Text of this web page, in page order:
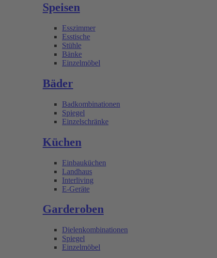
Speisen
Esszimmer
Esstische
Stühle
Bänke
Einzelmöbel
Bäder
Badkombinationen
Spiegel
Einzelschränke
Küchen
Einbauküchen
Landhaus
Interliving
E-Geräte
Garderoben
Dielenkombinationen
Spiegel
Einzelmöbel